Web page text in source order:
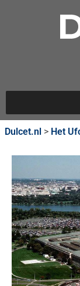
Dulcet.nl > Het